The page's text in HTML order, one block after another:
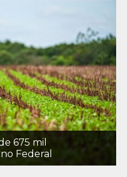
675 mil
Federal